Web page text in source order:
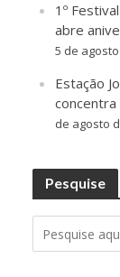
1º
abre
5 de
Estação
de agosto
Pesquise